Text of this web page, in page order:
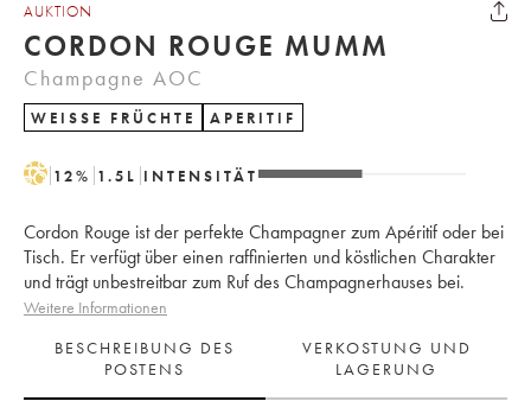
AUKTION
CORDON ROUGE MUMM
Champagne AOC
WEISSE FRÜCHTE APERITIF
H 12% 1.5 L INTENSITÄT
Cordon Rouge ist der perfekte Champagner zum Apéritif oder bei
Tisch. Er verfügt über einen raffinierten und köstlichen Charakter
und trägt unbestreitbar zum Ruf des Champagnerhauses bei.
Weitere Informationen
BESCHREIBUNG DES
POSTENS
VERKOSTUNG UND
LAGERUNG